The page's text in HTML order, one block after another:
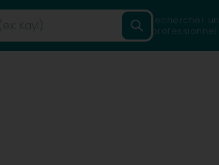
Rechercher un
professionnel